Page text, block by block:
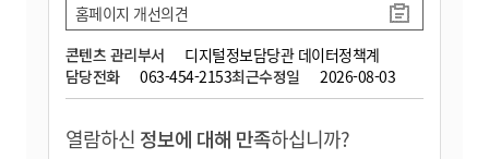
콘텐츠 관리부서
디지털정보담당관 데이터정책계
담당전화
063-454-2153최근수정일 2026-08-03
홈페이지 개선의견
열람하신 정보에 대해 만족하십니까?